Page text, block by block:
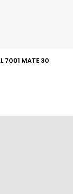
Al Carrito
7001 MATE 30